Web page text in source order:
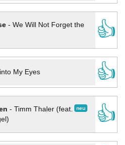
- We Will Not Forget the
👍
My Eyes
👍
neu
- Timm Thaler (feat.
👍